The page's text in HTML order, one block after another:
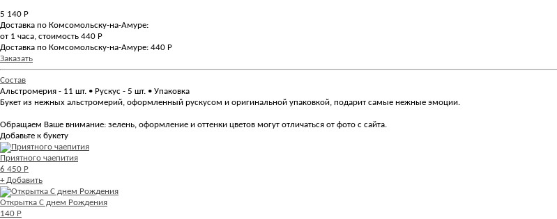
5 140 Р
Доставка по Комсомольску-на-Амуре:
от 1 часа, стоимость 440 Р
Доставка по Комсомольску-на-Амуре: 440 Р
Заказать
Состав
Альстромерия - 11 шт. • Рускус - 5 шт. • Упаковка
Букет из нежных альстромерий, оформленный рускусом и оригинальной упаковкой, подарит самые нежные эмоции.
Обращаем Ваше внимание: зелень, оформление и оттенки цветов могут отличаться от фото с сайта.
Добавьте к букету
Приятного чаепития
6 450 Р
+ Добавить
Открытка С днем Рождения
140 Р